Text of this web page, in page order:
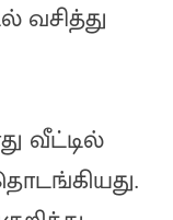
வசித்து
வீட்டில்